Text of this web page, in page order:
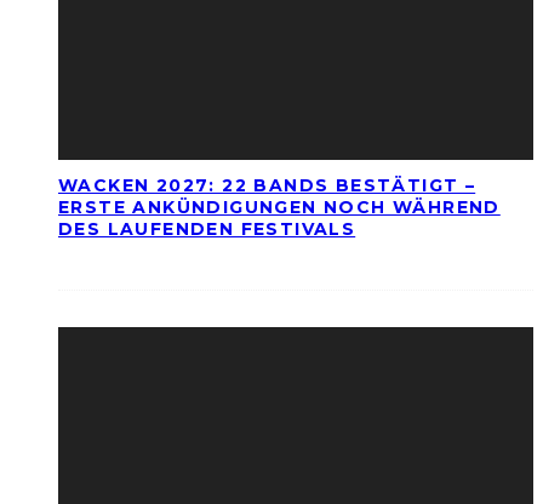
WACKEN 2027: 22 BANDS BESTÄTIGT –
ERSTE ANKÜNDIGUNGEN NOCH WÄHREND
DES LAUFENDEN FESTIVALS